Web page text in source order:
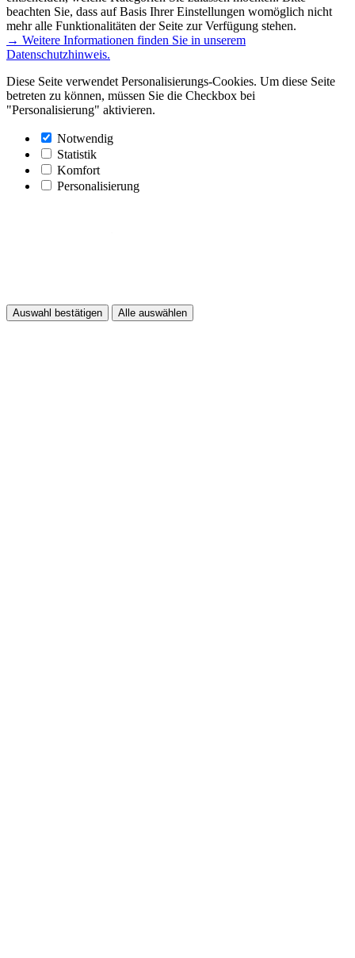
beachten Sie, dass auf Basis Ihrer Einstellungen womöglich nicht
mehr alle Funktionalitäten der Seite zur Verfügung stehen.
→ Weitere Informationen finden Sie in unserem
Datenschutzhinweis.
Diese Seite verwendet Personalisierungs-Cookies. Um diese Seite
betreten zu können, müssen Sie die Checkbox bei
"Personalisierung" aktivieren.
Notwendig
Statistik
Komfort
Personalisierung
Auswahl bestätigen Alle auswählen